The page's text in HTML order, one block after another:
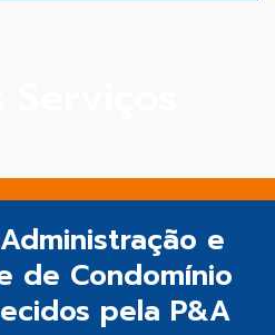
e
de Condomínio
pela P&A